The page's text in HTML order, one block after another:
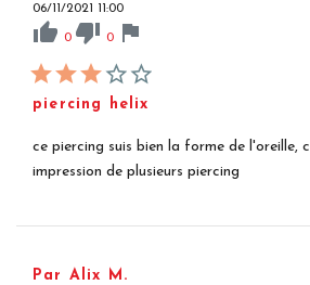
06/11/2021 11:00
thumb_up 0 thumb_down 0 flag
piercing helix
ce piercing suis bien la forme de l'oreille,
impression de plusieurs piercing
Par Alix M.